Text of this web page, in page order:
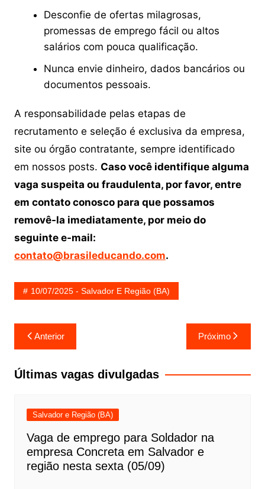
Desconfie de ofertas milagrosas,
promessas de emprego fácil ou altos
salários com pouca qualificação.
Nunca envie dinheiro, dados bancários ou
documentos pessoais.
A responsabilidade pelas etapas de
recrutamento e seleção é exclusiva da empresa,
site ou órgão contratante, sempre identificado
em nossos posts. Caso você identifique alguma
vaga suspeita ou fraudulenta, por favor, entre
em contato conosco para que possamos
removê-la imediatamente, por meio do
seguinte e-mail:
contato@brasileducando.com.
10/07/2025 - Salvador E Região (BA)
Navegação
de
Post
Anterior Próximo
Últimas vagas divulgadas
Salvador e Região (BA)
Vaga de emprego para Soldador na
empresa Concreta em Salvador e
região nesta sexta (05/09)